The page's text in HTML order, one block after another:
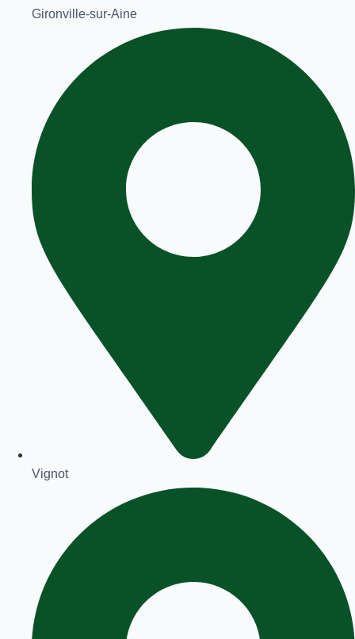
Gironville-sur-Aine
Vignot